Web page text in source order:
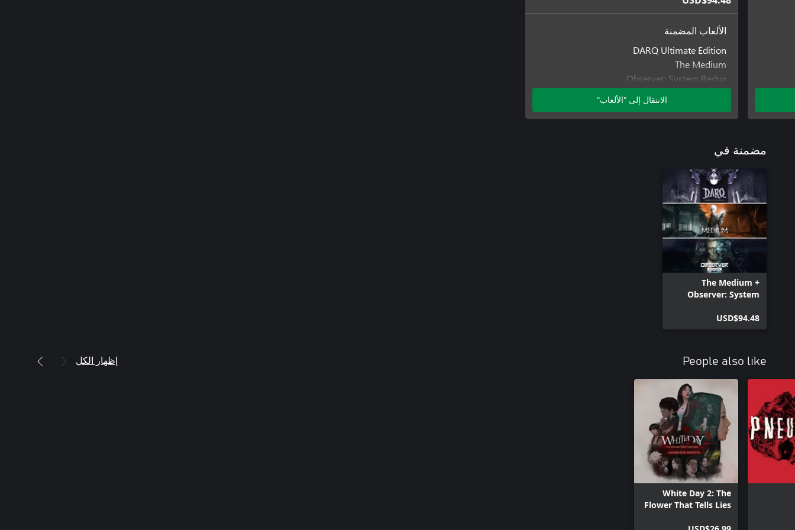
الألعاب المضمنة
DARQ Ultimate Edition
The Medium
Observer: System Redux
الانتقال إلى "الألعاب"
مضمنة في
The Medium +
Observer: System
Complete Edition —
Bundle
USD$94.48
People also like إظهار الكل
White Day 2: The
Flower That Tells Lies